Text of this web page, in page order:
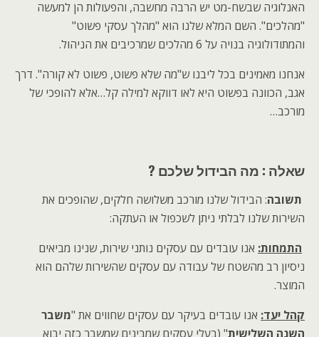
האנלוגיה שבשח-מט יש הרבה מחשבה, והפעולות הן למעשה
"מהלכים". השם המלא שלנו הוא "מהלך עסקי פשוט"
והמתודולוגיה בנויה על 6 מהלכים שמרכיבים את הניהול.
אנחנו מאמינים בכל ליבנו ש"מה שלא פשוט, פשוט לא קורה". דרך
אגב, הכוונה בפשוט היא לאו דווקא למילה קל…אלא להופכי של
מורכב…
שאלה : מה הבידול שלכם ?
תשובה: הבידול שלנו מורכב משלושה חלקים, שהופכים את
השירות שלנו לבלתי ניתן לשכפול או העתקה:
התמחות: אנו עובדים עם עסקים נותני שירות, שנינו מביאים
ניסיון רב מהשטח של עבודה עם עסקים שהשירות שלהם הוא
המוצר.
קהל יעד: אנו עובדים בעיקר עם עסקים שחווים את "משבר
השנה השלישית" (בעלי עסקים שמבינים שמשבר כזה יבוא